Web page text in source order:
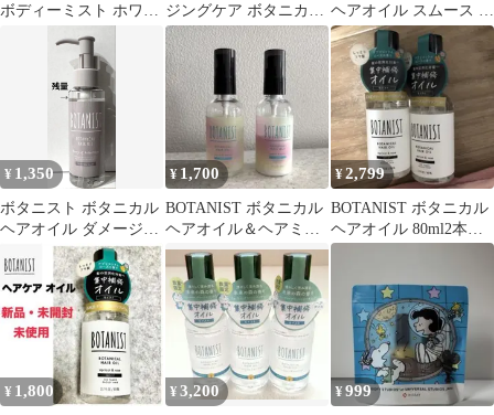
ボディーミスト ホワイ
トティー＆シトラス
ジングケア ボタニカル
地肌クレンジング&ヘ
アオイル3本
ヘアオイル スムース ペ
アー＆ジャスミン 集中
補修
¥ 1,350
ボタニスト ボタニカル
ヘアオイル ダメージケ
¥ 1,700
BOTANIST ボタニカル
ヘアオイル＆ヘアミル
ク モイスト
¥2,799
BOTANIST ボタニカル
ヘアオイル 80ml2本セ
ット
¥ 1,800 ¥ 3,200 ¥999